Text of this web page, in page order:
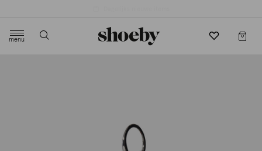
menu